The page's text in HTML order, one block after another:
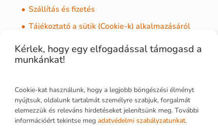
Szállítás és fizetés
Tájékoztató a sütik (Cookie-k) alkalmazásáról
1173 Budapest, Tekerőpatak utca 3.
Tel.: +36 30 533 4148
Elérhető: 8.00 – 16.00
Kérlek, hogy egy elfogadással támogasd a
munkánkat!
Cookie-kat használunk, hogy a legjobb böngészési élményt
nyújtsuk, oldalunk tartalmát személyre szabjuk, forgalmát
elemezzük és releváns hirdetéseket jelenítsünk meg. További
információért tekintse meg adatvédelmi szabályzatunkat.